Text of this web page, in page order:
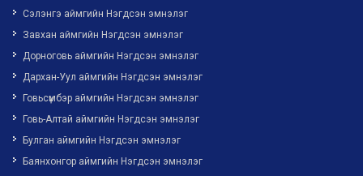
Сэлэнгэ аймгийн Нэгдсэн эмнэлэг
Завхан аймгийн Нэгдсэн эмнэлэг
Дорноговь аймгийн Нэгдсэн эмнэлэг
Дархан-Уул аймгийн Нэгдсэн эмнэлэг
Говьсүмбэр аймгийн Нэгдсэн эмнэлэг
Говь-Алтай аймгийн Нэгдсэн эмнэлэг
Булган аймгийн Нэгдсэн эмнэлэг
Баянхонгор аймгийн Нэгдсэн эмнэлэг